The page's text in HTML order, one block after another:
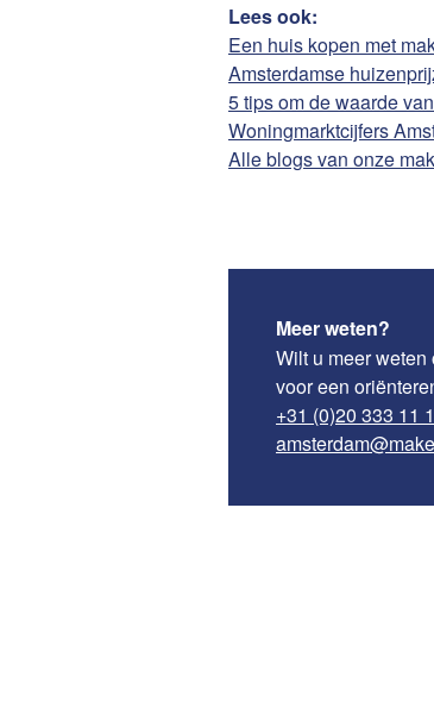
Lees ook:
Een huis kopen met
Amsterdamse
5 tips om de waarde
Woningmarktcijfers
Alle blogs van onze
Meer weten?
Wilt u meer
voor een
+31 (0)20 333 11